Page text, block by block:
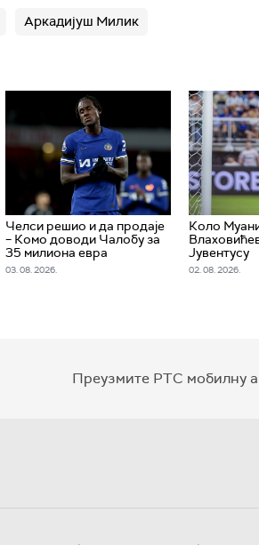
Аркадијуш Милик
Челси решио и да продаје
– Комо доводи Чалобу за
35 милиона евра
03. 08. 2026.
Коло
Јувентусу
02. 08. 2026.
Преузмите РТС мобилну